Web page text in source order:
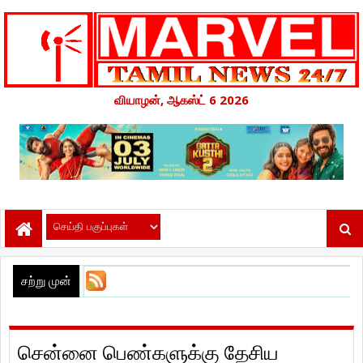
வியாழன், ஆகஸ்ட் 6 2026
சற்று முன்
சென்னை பெண்களுக்கு தேசிய